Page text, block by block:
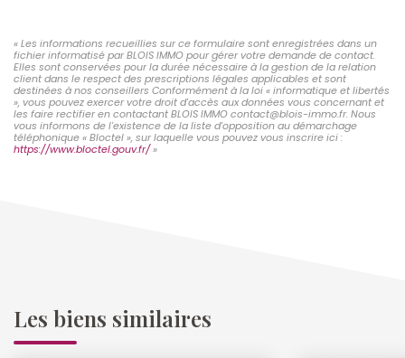
« Les informations recueillies sur ce formulaire sont enregistrées dans un
fichier informatisé par BLOIS IMMO pour gérer votre demande de contact.
Elles sont conservées pour la durée nécessaire à la gestion de la relation
client dans le respect des prescriptions légales applicables et sont
destinées à nos conseillers Conformément à la loi « informatique et libertés
», vous pouvez exercer votre droit d'accès aux données vous concernant et
les faire rectifier en contactant BLOIS IMMO contact@blois-immo.fr. Nous
vous informons de l'existence de la liste d'opposition au démarchage
téléphonique « Bloctel », sur laquelle vous pouvez vous inscrire ici :
https://www.bloctel.gouv.fr/»
Les biens similaires